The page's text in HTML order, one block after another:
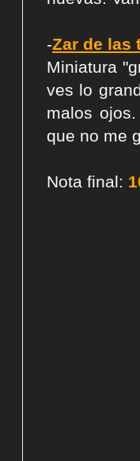
-Zar de las
Miniatura
ves lo
malos
que no me
Nota final: